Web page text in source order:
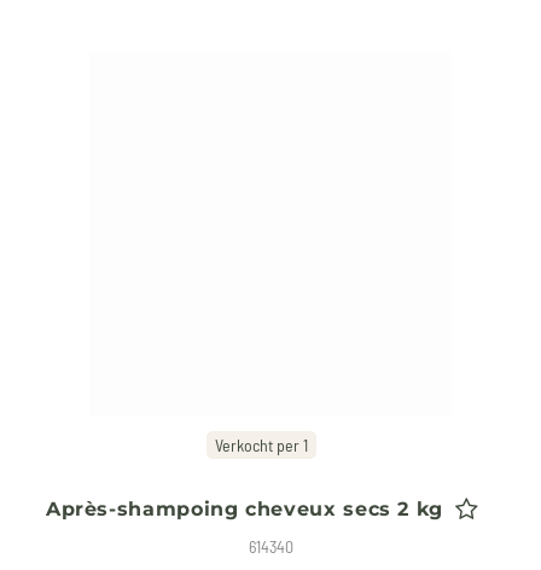
Verkocht per 1
Après-shampoing cheveux secs 2 kg
614340